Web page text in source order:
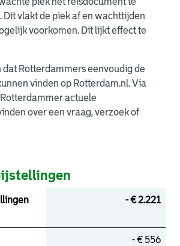
Dit vlakt de piek af en wachttijden
voorkomen. Dit lijkt effect te
Rotterdammers eenvoudig de
vinden op Rotterdam.nl. Via
actuele
over een vraag, verzoek of
- € 2.221
- € 556